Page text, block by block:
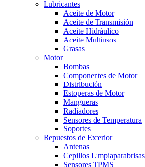
Lubricantes
Aceite de Motor
Aceite de Transmisión
Aceite Hidráulico
Aceite Multiusos
Grasas
Motor
Bombas
Componentes de Motor
Distribución
Estoperas de Motor
Mangueras
Radiadores
Sensores de Temperatura
Soportes
Repuestos de Exterior
Antenas
Cepillos Limpiaparabrisas
Sensores TPMS